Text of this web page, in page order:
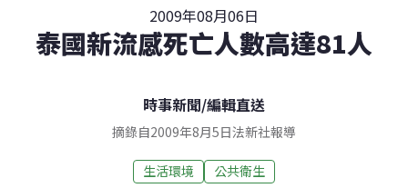
2009年08月06日
泰國新流感死亡人數高達81人
時事新聞/編輯直送
摘錄自2009年8月5日法新社報導
生活環境 公共衛生